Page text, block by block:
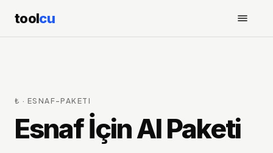
toolcu
₺ · ESNAF-PAKETI
Esnaf İçin AI Paketi